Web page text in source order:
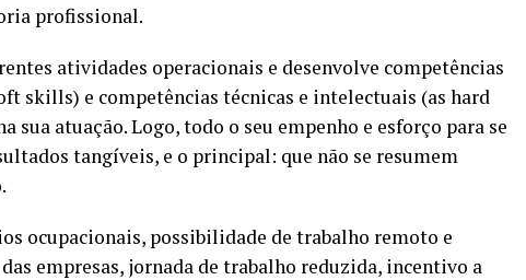
profissional.
atividades operacionais e desenvolve competências
skills) e competências técnicas e intelectuais (as hard
sua atuação. Logo, todo o seu empenho e esforço para se
tangíveis, e o principal: que não se resumem
ocupacionais, possibilidade de trabalho remoto e
empresas, jornada de trabalho reduzida, incentivo a